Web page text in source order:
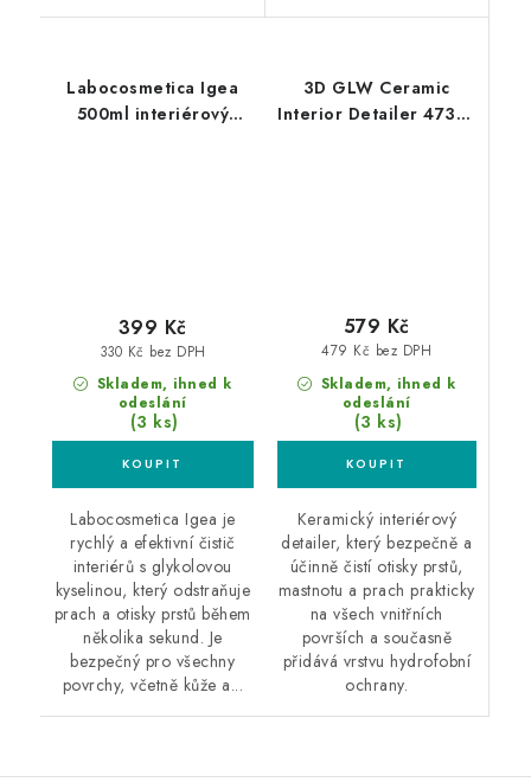
Labocosmetica Igea
500ml interiérový
Skladem, ihned k
odeslání
(3 ks)
330 Kč bez DPH
399 Kč
Labocosmetica Igea je
rychlý a efektivní čistič
interiérů s glykolovou
kyselinou, který odstraňuje
prach a otisky prstů během
několika sekund. Je
bezpečný pro všechny
povrchy, včetně kůže a...
3D GLW Ceramic
Interior Detailer 473ml
Skladem, ihned k
odeslání
(3 ks)
479 Kč bez DPH
579 Kč
Keramický interiérový
detailer, který bezpečně a
účinně čistí otisky prstů,
mastnotu a prach prakticky
na všech vnitřních
površích a současně
přidává vrstvu hydrofobní
ochrany.